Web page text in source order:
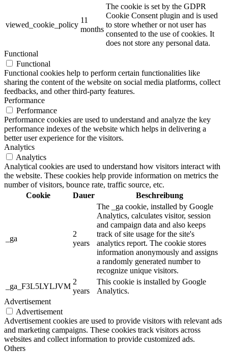
viewed_cookie_policy
11
months
The cookie is set by the GDPR
Cookie Consent plugin and is used
to store whether or not user has
consented to the use of cookies. It
does not store any personal data.
Functional
Functional
Functional cookies help to perform certain functionalities like
sharing the content of the website on social media platforms, collect
feedbacks, and other third-party features.
Performance
Performance
Performance cookies are used to understand and analyze the key
performance indexes of the website which helps in delivering a
better user experience for the visitors.
Analytics
Analytics
Analytical cookies are used to understand how visitors interact with
the website. These cookies help provide information on metrics the
number of visitors, bounce rate, traffic source, etc.
Cookie
Dauer Beschreibung
_ga
2
years
The _ga cookie, installed by Google
Analytics, calculates visitor, session
and campaign data and also keeps
track of site usage for the site's
analytics report. The cookie stores
information anonymously and assigns
a randomly generated number to
recognize unique visitors.
_ga_F3L5LYLJVM
2
years
This cookie is installed by Google
Analytics.
Advertisement
Advertisement
Advertisement cookies are used to provide visitors with relevant ads
and marketing campaigns. These cookies track visitors across
websites and collect information to provide customized ads.
Others